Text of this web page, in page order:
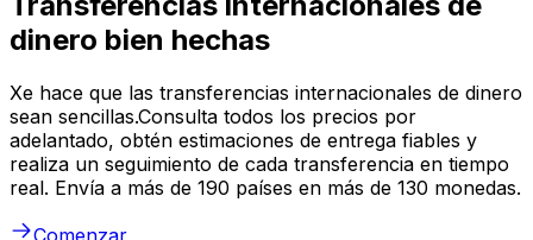
dinero bien hechas
Xe hace que las transferencias internacionales de dinero
sean sencillas.Consulta todos los precios por
adelantado, obtén estimaciones de entrega fiables y
realiza un seguimiento de cada transferencia en tiempo
real. Envía a más de 190 países en más de 130 monedas.
Comenzar